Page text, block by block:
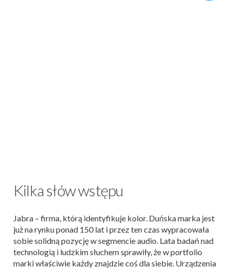
Kilka słów wstępu
Jabra – firma, którą identyfikuje kolor. Duńska marka jest
już na rynku ponad 150 lat i przez ten czas wypracowała
sobie solidną pozycję w segmencie audio. Lata badań nad
technologią i ludzkim słuchem sprawiły, że w portfolio
marki właściwie każdy znajdzie coś dla siebie. Urządzenia